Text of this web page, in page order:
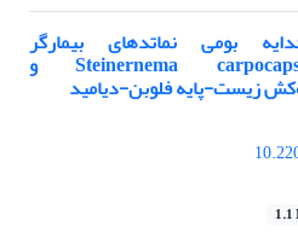
بومی نماتدهای بیمارگر
حشراتSteinernema carpocapsae IRMoghan1 و
1.1